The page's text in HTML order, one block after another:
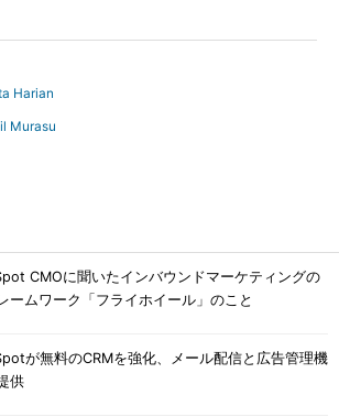
Harian
Murasu
CMOに聞いたインバウンドマーケティングの
ームワーク「フライホイール」のこと
が無料のCRMを強化、メール配信と広告管理機
供